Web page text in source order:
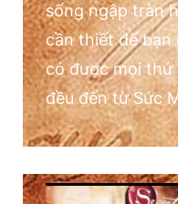
sống ngập tràn
cần thiết để
có được mọi thứ
đều đến từ Sức